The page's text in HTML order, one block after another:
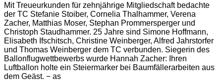
Mit Treueurkunden für zehnjährige Mitgliedschaft bedachte
der TC Stefanie Stoiber, Cornelia Thalhammer, Verena
Zacher, Matthias Moser, Stephan Prommersperger und
Christoph Staudhammer. 25 Jahre sind Simone Hoffmann,
Elisabeth Ifschitsch, Christine Weinberger, Alfred Jahrstorfer
und Thomas Weinberger dem TC verbunden. Siegerin des
Ballonflugwettbewerbs wurde Hannah Zacher: Ihren
Luftballon holte ein Steiermarker bei Baumfällerarbeiten aus
dem Geäst. − as